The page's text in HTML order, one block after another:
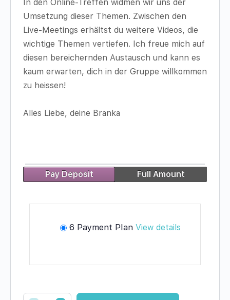
In den Online-Treffen widmen wir uns der
Umsetzung dieser Themen. Zwischen den
Live-Meetings erhältst du weitere Videos, die
wichtige Themen vertiefen. Ich freue mich auf
diesen bereichernden Austausch und kann es
kaum erwarten, dich in der Gruppe willkommen
zu heissen!
Alles Liebe, deine Branka
Pay Deposit Full Amount
6 Payment Plan View details